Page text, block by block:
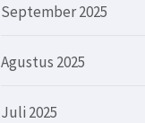
September 2025
Agustus 2025
Juli 2025